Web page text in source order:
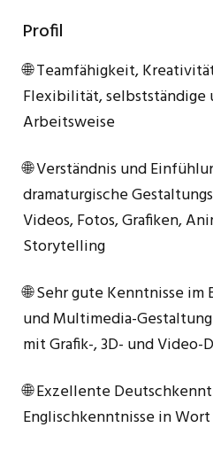
Profil
🌐 Teamfähigkeit,
Flexibilität,
Arbeitsweise
🌐 Verständnis und
dramaturgische
Videos, Fotos, Grafiken,
Storytelling
🌐 Sehr gute Kenntnisse
und Multimedia-
mit Grafik-, 3D- und Video-
🌐 Exzellente
Englischkenntnisse in